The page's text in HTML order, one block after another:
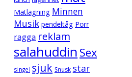
Matlagning Minnen
Musik pendeltåg Porr
ragga reklam
salahuddin Sex
singel sjuk Snusk star